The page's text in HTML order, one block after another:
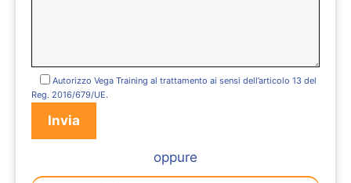
Autorizzo Vega Training al trattamento ai sensi dell’articolo 13 del
Reg. 2016/679/UE.
oppure